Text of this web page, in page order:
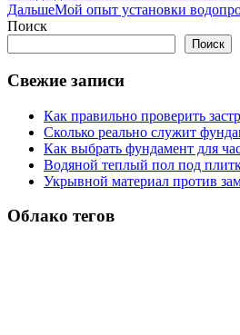
ДальшеМой опыт установки
Поиск
Поиск
Свежие записи
Как правильно проверить
Сколько реально служит
Как выбрать фундамент для
Водяной теплый пол под
Укрывной материал против
Облако тегов